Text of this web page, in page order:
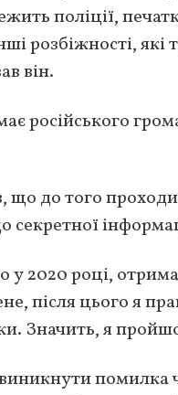
поліції,
розбіжності,
він.
російського
до того
секретної
2020 році,
після цього я
Значить, я
помилка